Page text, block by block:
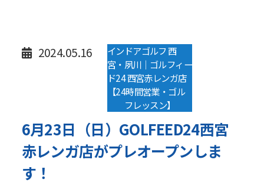
2024.05.16
インドアゴルフ 西
宮・夙川｜ゴルフィー
ド24 西宮赤レンガ店
【24時間営業・ゴル
フレッスン】
6月23日（日）GOLFEED24西宮
赤レンガ店がプレオープンしま
す！